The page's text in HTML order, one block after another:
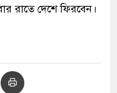
রাতে দেশে ফিরবেন।